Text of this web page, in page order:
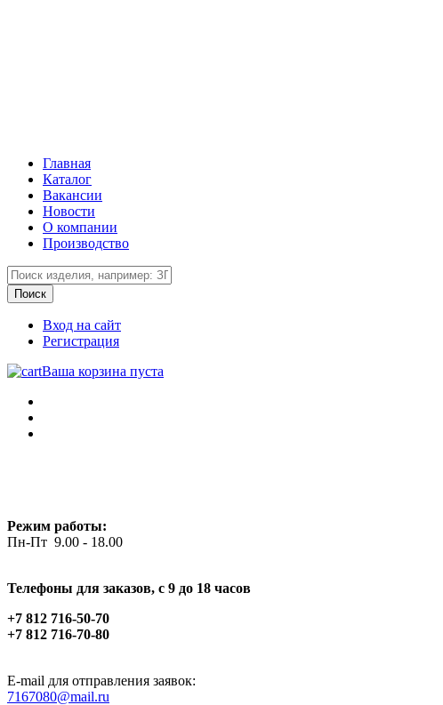
Главная
Каталог
Вакансии
Новости
О компании
Производство
Вход на сайт
Регистрация
Ваша корзина пуста
Режим работы:
Пн-Пт 9.00 - 18.00
Телефоны для заказов, c 9 до 18 часов
+7 812 716-50-70
+7 812 716-70-80
E-mail для отправления заявок:
7167080@mail.ru